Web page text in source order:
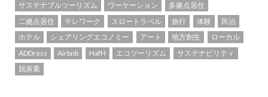
サステナブルツーリズム ワーケーション
多拠点居住
二拠点居住
テレワーク スロートラベル 旅行 体験
民泊
ホテル
シェアリングエコノミー アート 地方創生
ローカル
ADDress
Airbnb HafH エコツーリズム
サステナビリティ
脱炭素